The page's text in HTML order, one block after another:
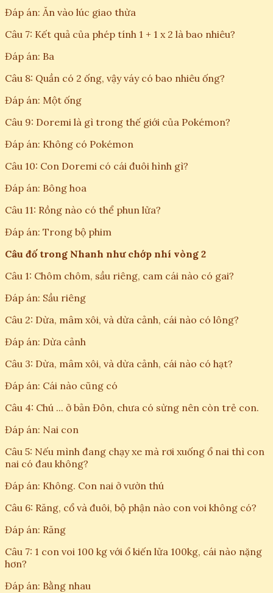
Đáp án: Ăn vào lúc giao thừa
Câu 7: Kết quả của phép tính 1 + 1 x 2 là bao nhiêu?
Đáp án: Ba
Câu 8: Quần có 2 ống, vậy váy có bao nhiêu ống?
Đáp án: Một ống
Câu 9: Doremi là gì trong thế giới của Pokémon?
Đáp án: Không có Pokémon
Câu 10: Con Doremi có cái đuôi hình gì?
Đáp án: Bông hoa
Câu 11: Rồng nào có thể phun lửa?
Đáp án: Trong bộ phim
Câu đố trong Nhanh như chớp nhí vòng 2
Câu 1: Chôm chôm, sầu riêng, cam cái nào có gai?
Đáp án: Sầu riêng
Câu 2: Dừa, mâm xôi, và dừa cảnh, cái nào có lông?
Đáp án: Dừa cảnh
Câu 3: Dừa, mâm xôi, và dừa cảnh, cái nào có hạt?
Đáp án: Cái nào cũng có
Câu 4: Chú ... ở bản Đôn, chưa có sừng nên còn trẻ con.
Đáp án: Nai con
Câu 5: Nếu mình đang chạy xe mà rơi xuống ổ nai thì con
nai có đau không?
Đáp án: Không. Con nai ở vườn thú
Câu 6: Răng, cổ và đuôi, bộ phận nào con voi không có?
Đáp án: Răng
Câu 7: 1 con voi 100 kg với ổ kiến lửa 100kg, cái nào nặng
hơn?
Đáp án: Bằng nhau